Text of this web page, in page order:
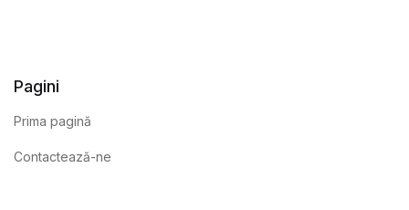
Pagini
Prima pagină
Contactează-ne